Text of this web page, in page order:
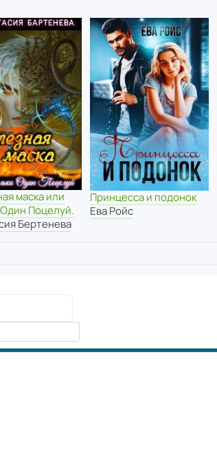
маска или
Поцелуй.
Бертенева
Принцесса и подонок
Ева Ройс